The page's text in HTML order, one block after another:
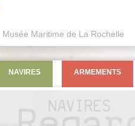
Musée Maritime de La Rochelle
NAVIRES ARMEMENTS